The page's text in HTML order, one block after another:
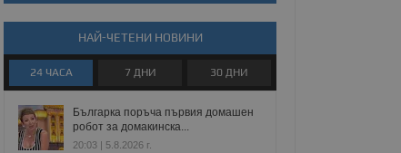
НАЙ-ЧЕТЕНИ НОВИНИ
24 ЧАСА 7 ДНИ 30 ДНИ
Българка поръча първия домашен
робот за домакинска...
20:03 | 5.8.2026 г.